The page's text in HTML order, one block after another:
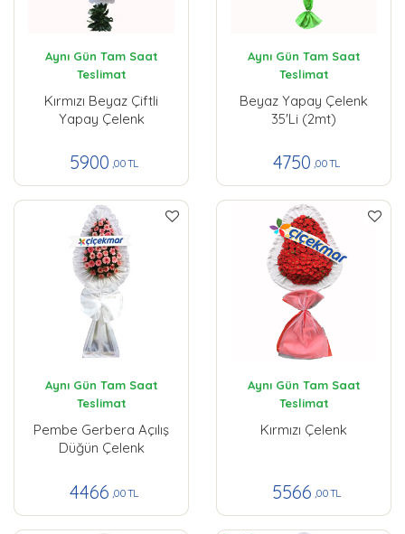
Aynı Gün Tam Saat
Teslimat
Kırmızı Beyaz Çiftli
Yapay Çelenk
5900 ,00 TL
Aynı Gün Tam Saat
Teslimat
Beyaz Yapay Çelenk
35'li (2mt)
4750 ,00 TL
Aynı Gün Tam Saat
Teslimat
Pembe Gerbera Açılış
Düğün Çelenk
4466 ,00 TL
Aynı Gün Tam Saat
Teslimat
Kırmızı Çelenk
5566 ,00 TL